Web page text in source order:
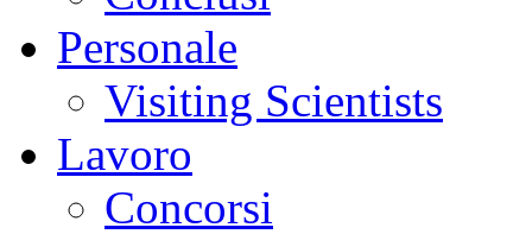
Personale
Visiting Scientists
Lavoro
Concorsi